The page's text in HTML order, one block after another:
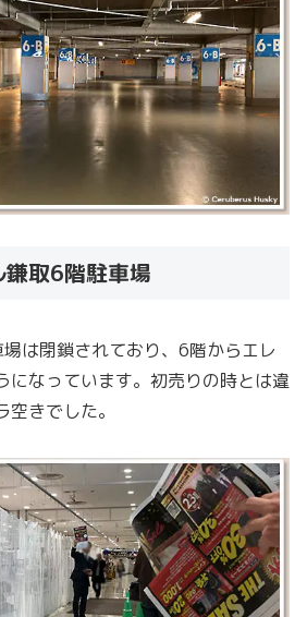
取6階駐車場
は閉鎖されており、6階からエレ
になっています。初売りの時とは違
きでした。